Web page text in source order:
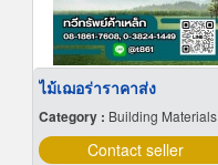
ไม้เฌอร่าราคาส่ง
Category : Building Materials
Contact seller